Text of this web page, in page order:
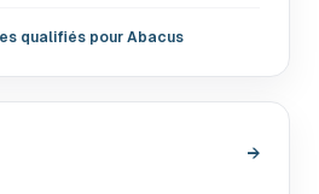
qualifiés pour Abacus
→